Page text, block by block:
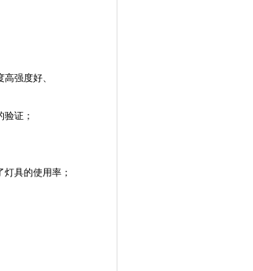
强度好、
证；
具的使用率；